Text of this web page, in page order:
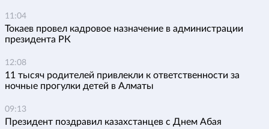
11:04
Токаев провел кадровое назначение в администрации
президента РК
12:08
11 тысяч родителей привлекли к ответственности за
ночные прогулки детей в Алматы
09:13
Президент поздравил казахстанцев с Днем Абая